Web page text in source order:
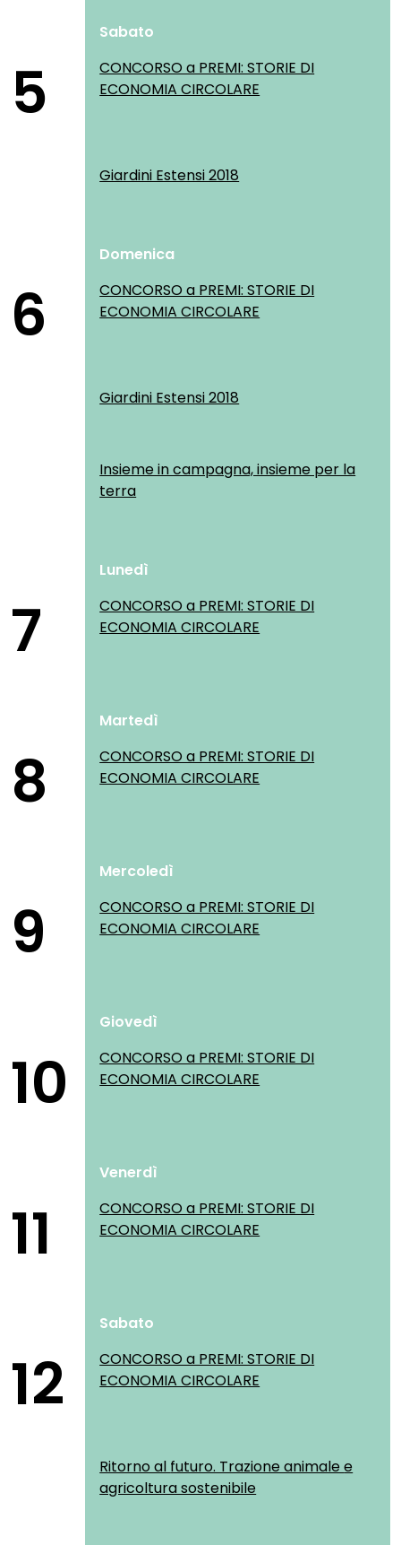
5
Sabato
CONCORSO a PREMI: STORIE DI
ECONOMIA CIRCOLARE
Giardini Estensi 2018
6
Domenica
CONCORSO a PREMI: STORIE DI
ECONOMIA CIRCOLARE
Giardini Estensi 2018
Insieme in campagna, insieme per la
terra
7
Lunedì
CONCORSO a PREMI: STORIE DI
ECONOMIA CIRCOLARE
8
Martedì
CONCORSO a PREMI: STORIE DI
ECONOMIA CIRCOLARE
9
Mercoledì
CONCORSO a PREMI: STORIE DI
ECONOMIA CIRCOLARE
10
Giovedì
CONCORSO a PREMI: STORIE DI
ECONOMIA CIRCOLARE
11
Venerdì
CONCORSO a PREMI: STORIE DI
ECONOMIA CIRCOLARE
12
Sabato
CONCORSO a PREMI: STORIE DI
ECONOMIA CIRCOLARE
Ritorno al futuro. Trazione animale e
agricoltura sostenibile